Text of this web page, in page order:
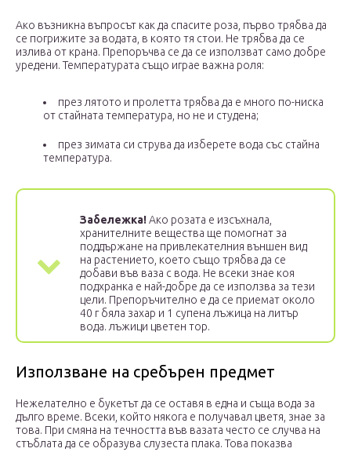
Ако възникна въпросът как да спасите роза, първо трябва да
се погрижите за водата, в която тя стои. Не трябва да се
излива от крана. Препоръчва се да се използват само добре
уредени. Температурата също играе важна роля:
през лятото и пролетта трябва да е много по-ниска
от стайната температура, но не и студена;
през зимата си струва да изберете вода със стайна
температура.
Забележка!Ако розата е изсъхнала,
хранителните вещества ще помогнат за
поддържане на привлекателния външен вид
на растението, което също трябва да се
добави във ваза с вода. Не всеки знае коя
подхранка е най-добре да се използва за тези
цели. Препоръчително е да се приемат около
40 г бяла захар и 1 супена лъжица на литър
вода. лъжици цветен тор.
Използване на сребърен предмет
Нежелателно е букетът да се оставя в една и съща вода за
дълго време. Всеки, който някога е получавал цветя, знае за
това. При смяна на течността във вазата често се случва на
стъблата да се образува слузеста плака. Това показва